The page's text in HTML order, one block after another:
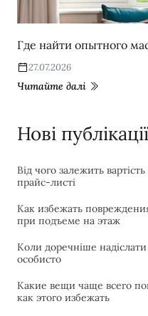
Где найти опытного
27.07.2026
Читайте далі
Нові публікації
Від чого залежить
прайс-листі
Как избежать
при подъеме на этаж
Коли доречніше надіслати
особисто
Какие вещи чаще всего
как этого избежать